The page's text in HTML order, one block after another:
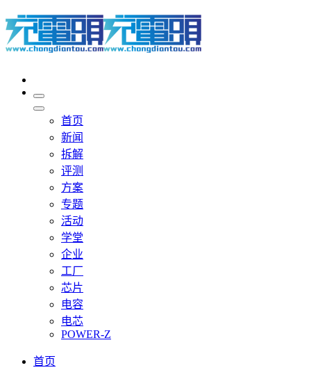
首页
新闻
拆解
评测
方案
专题
活动
学堂
企业
工厂
芯片
电容
电芯
POWER-Z
首页